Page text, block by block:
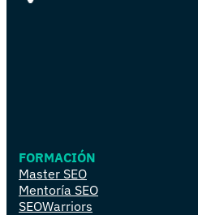
FORMACIÓN
Master SEO
Mentoría SEO
SEOWarriors